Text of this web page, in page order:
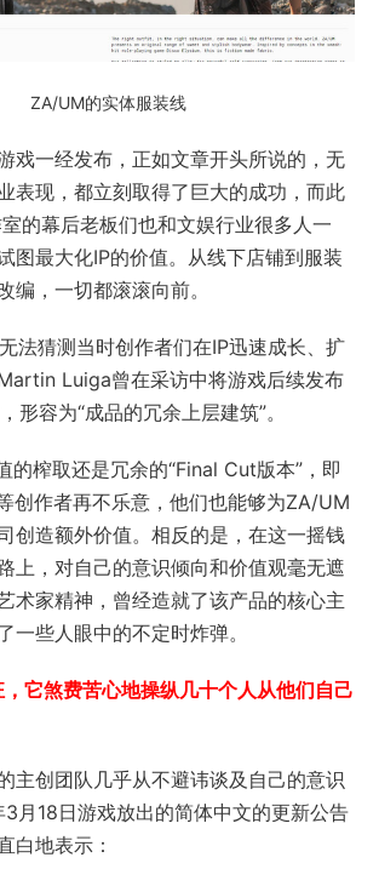
ZA/UM的实体服装线
戏一经发布，正如文章开头所说的，无
表现，都立刻取得了巨大的成功，而此
的幕后老板们也和文娱行业很多人一
图最大化IP的价值。从线下店铺到服装
编，一切都滚滚向前。
法猜测当时创作者们在IP迅速成长、扩
Luiga曾在采访中将游戏后续发布
形容为“成品的冗余上层建筑”。
的榨取还是冗余的“Final Cut版本”，即
创作者再不乐意，他们也能够为ZA/UM
创造额外价值。相反的是，在这一摇钱
上，对自己的意识倾向和价值观毫无遮
术家精神，曾经造就了该产品的核心主
一些人眼中的不定时炸弹。
它煞费苦心地操纵几十个人从他们自己
主创团队几乎从不避讳谈及自己的意识
月18日游戏放出的简体中文的更新公告
白地表示：